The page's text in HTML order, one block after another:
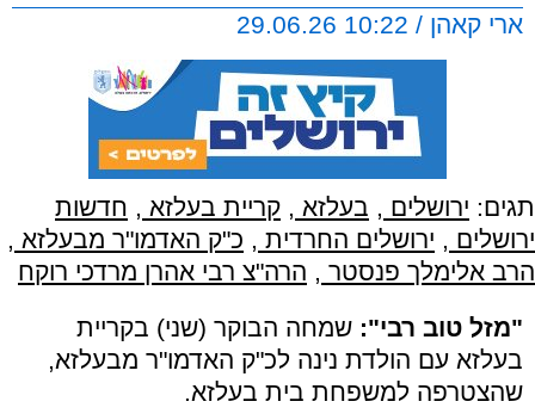
ארי קאהן / 10:22 29.06.26
תגים: ירושלים , בעלזא , קריית בעלזא , חדשות
ירושלים , ירושלים החרדית , כ"ק האדמו"ר מבעלזא ,
הרב אלימלך פנסטר , הרה"צ רבי אהרן מרדכי רוקח
"מזל טוב רבי": שמחה הבוקר (שני) בקריית
בעלזא עם הולדת נינה לכ"ק האדמו"ר מבעלזא,
שהצטרפה למשפחת בית בעלזא.